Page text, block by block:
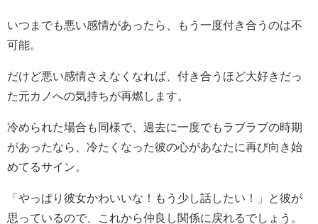
いつまでも悪い感情があったら、もう一度付き合うのは不
可能。
だけど悪い感情さえなくなれば、付き合うほど大好きだっ
た元カノへの気持ちが再燃します。
冷められた場合も同様で、過去に一度でもラブラブの時期
があったなら、冷たくなった彼の心があなたに再び向き始
めてるサイン。
「やっぱり彼女かわいいな！もう少し話したい！」と彼が
思っているので、これから仲良し関係に戻れるでしょう。